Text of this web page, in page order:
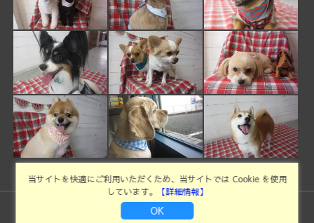
ドッグサロンイキシア .All Rights Reserved.
当サイトを快適にご利用いただくため、当サイトでは Cookie を使用
しています。
【詳細情報】
OK